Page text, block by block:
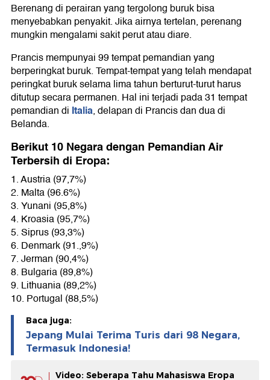
Berenang di perairan yang tergolong buruk bisa
menyebabkan penyakit. Jika airnya tertelan, perenang
mungkin mengalami sakit perut atau diare.
Prancis mempunyai 99 tempat pemandian yang
berperingkat buruk. Tempat-tempat yang telah mendapat
peringkat buruk selama lima tahun berturut-turut harus
ditutup secara permanen. Hal ini terjadi pada 31 tempat
pemandian di Italia, delapan di Prancis dan dua di
Belanda.
Berikut 10 Negara dengan Pemandian Air
Terbersih di Eropa:
1. Austria (97,7%)
2. Malta (96.6%)
3. Yunani (95,8%)
4. Kroasia (95,7%)
5. Siprus (93,3%)
6. Denmark (91.,9%)
7. Jerman (90,4%)
8. Bulgaria (89,8%)
9. Lithuania (89,2%)
10. Portugal (88,5%)
Baca juga:
Jepang Mulai Terima Turis dari 98 Negara,
Termasuk Indonesia!
Video: Seberapa Tahu Mahasiswa Eropa